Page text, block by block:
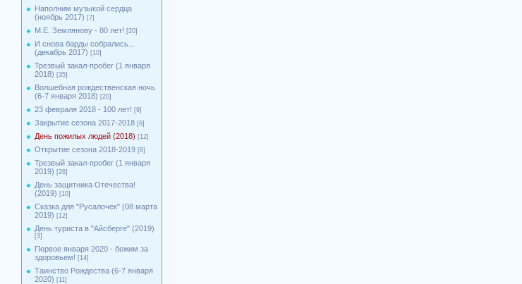
Наполним музыкой сердца
(ноябрь 2017) [7]
М.Е. Землянову - 80 лет! [20]
И снова барды собрались...
(декабрь 2017) [10]
Трезвый закал-пробег (1 января
2018) [35]
Волшебная рождественская ночь
(6-7 января 2018) [20]
23 февраля 2018 - 100 лет! [9]
Закрытие сезона 2017-2018 [6]
День пожилых людей (2018) [12]
Открытие сезона 2018-2019 [8]
Трезвый закал-пробег (1 января
2019) [26]
День защитника Отечества!
(2019) [10]
Сказка для "Русалочек" (08 марта
2019) [12]
День туриста в "Айсберге" (2019)
[3]
Первое января 2020 - бежим за
здоровьем! [14]
Таинство Рождества (6-7 января
2020) [11]